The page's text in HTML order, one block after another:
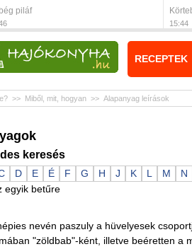
piláf
15:44
RECEPTEK
>> Miből, mit, hogyan >> Alapanyag leírások
keresés
D E É F G H J K L M N
egyik betűre
nevén paszuly a hüvelyesek
"zöldbab"-ként, illetve beéretten a